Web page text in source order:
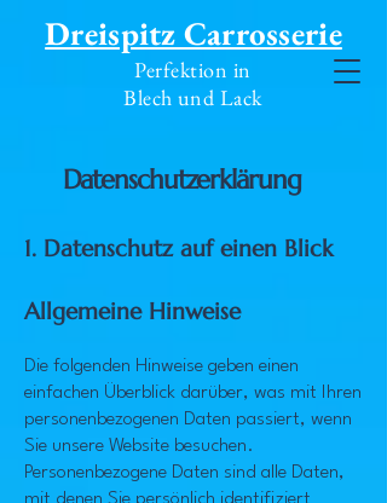
Dreispitz Carrosserie
Perfektion in
Blech und Lack
Datenschutzerklärung
1. Datenschutz auf einen Blick
Allgemeine Hinweise
Die folgenden Hinweise geben einen
einfachen Überblick darüber, was mit Ihren
personenbezogenen Daten passiert, wenn
Sie unsere Website besuchen.
Personenbezogene Daten sind alle Daten,